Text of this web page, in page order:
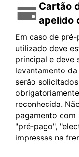
Cartão
apelido
Em caso de
utilizado deve
principal e deve
levantamento
serão
reconhecida.
pagamento com
"pré-pago",
impressas na